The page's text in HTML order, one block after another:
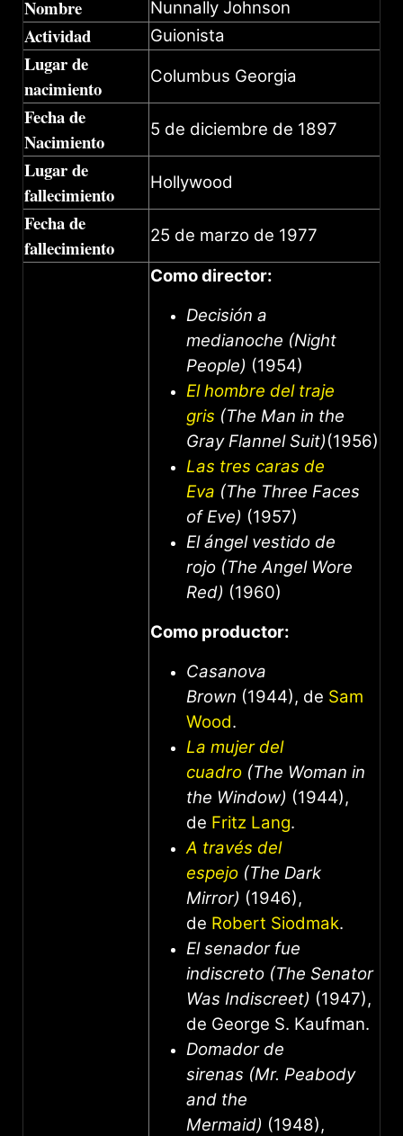
Nombre Nunnally Johnson
Actividad Guionista
Lugar de
nacimiento
Columbus Georgia
Fecha de
Nacimiento
5 de diciembre de 1897
Lugar de
fallecimiento
Hollywood
Fecha de
fallecimiento
25 de marzo de 1977
Como director:
Decisión a
medianoche (Night
People) (1954)
El hombre del traje
gris (The Man in the
Gray Flannel Suit)(1956)
Las tres caras de
Eva (The Three Faces
of Eve) (1957)
El ángel vestido de
rojo (The Angel Wore
Red) (1960)
Como productor:
Casanova
Brown (1944), de Sam
Wood.
La mujer del
cuadro (The Woman in
the Window) (1944),
de Fritz Lang.
A través del
espejo (The Dark
Mirror) (1946),
de Robert Siodmak.
El senador fue
indiscreto (The Senator
Was Indiscreet) (1947),
de George S. Kaufman.
Domador de
sirenas (Mr. Peabody
and the
Mermaid) (1948),